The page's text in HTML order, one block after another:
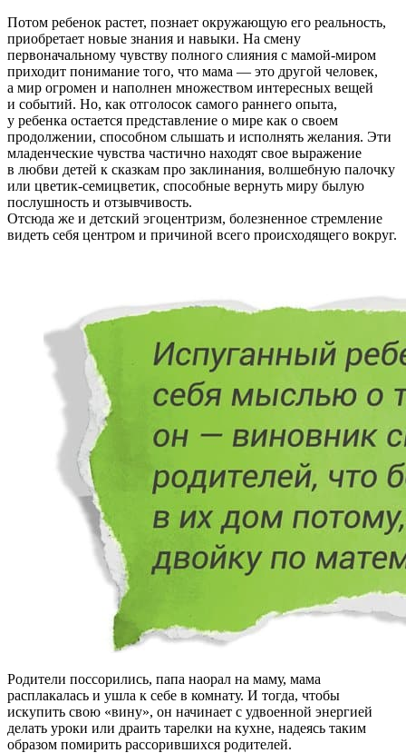
Потом ребенок растет, познает окружающую его реальность,
приобретает новые знания и навыки. На смену
первоначальному чувству полного слияния с мамой-миром
приходит понимание того, что мама — это другой человек,
а мир огромен и наполнен множеством интересных вещей
и событий. Но, как отголосок самого раннего опыта,
у ребенка остается представление о мире как о своем
продолжении, способном слышать и исполнять желания. Эти
младенческие чувства частично находят свое выражение
в любви детей к сказкам про заклинания, волшебную палочку
или цветик-семицветик, способные вернуть миру былую
послушность и отзывчивость.
Отсюда же и детский эгоцентризм, болезненное стремление
видеть себя центром и причиной всего происходящего вокруг.
Родители поссорились, папа наорал на маму, мама
расплакалась и ушла к себе в комнату. И тогда, чтобы
искупить свою «вину», он начинает с удвоенной энергией
делать уроки или драить тарелки на кухне, надеясь таким
образом помирить рассорившихся родителей.